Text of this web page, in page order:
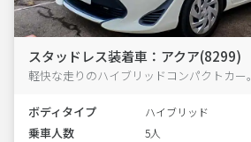
スタッドレス装着車：アクア(8299)
軽快な走りのハイブリッドコンパクトカー。
ボディタイプ ハイブリッド
乗車人数 5人